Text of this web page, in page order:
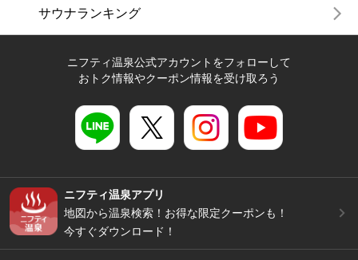
サウナランキング
ニフティ温泉公式アカウントをフォローして
おトク情報やクーポン情報を受け取ろう
ニフティ温泉アプリ
地図から温泉検索！お得な限定クーポンも！
今すぐダウンロード！